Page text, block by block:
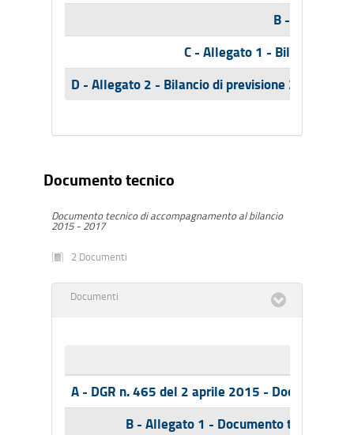
B - Tabelle
C - Allegato 1 - Bilancio
D - Allegato 2 - Bilancio di previsione 2015-
Documento tecnico
Documento tecnico di accompagnamento al bilancio
2015 - 2017
2 Documenti
Documenti
A - DGR n. 465 del 2 aprile 2015 - Documento
B - Allegato 1 - Documento tecnico